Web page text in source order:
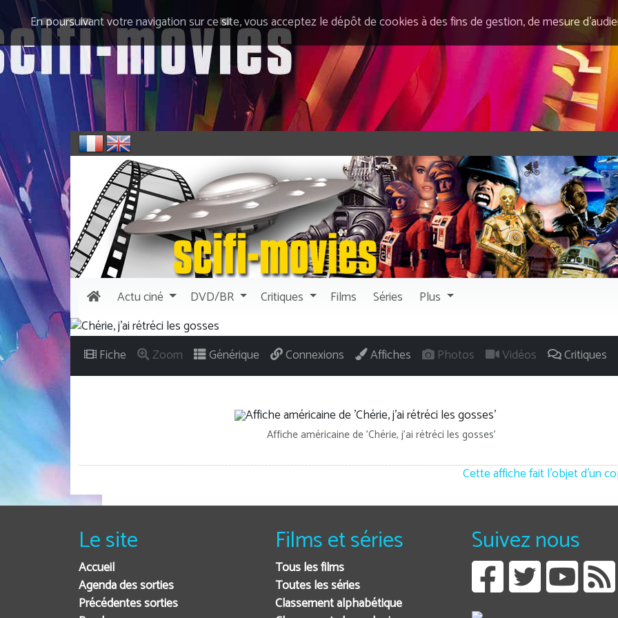
En poursuivant votre navigation sur ce site, vous acceptez le dépôt de cookies à des fins de gestion, de mesure
Actuciné DVD/BR Critiques Films Séries Plus
Fiche Zoom Générique Connexions Affiches Photos Vidéos Critiques
Affiche américaine de 'Chérie, j'ai rétréci les gosses'
Cette affiche fait l'objet d'un
Le site
Accueil
Agenda des sorties
Précédentes sorties
Films et séries
Tous les films
Toutes les séries
Classement alphabétique
Suivez nous